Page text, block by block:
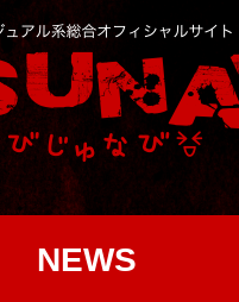
NEWS